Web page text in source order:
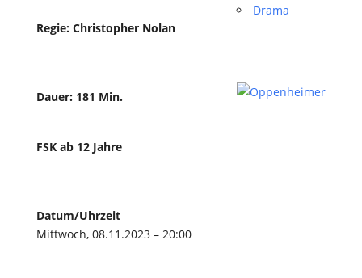
Drama
Regie: Christopher Nolan
Dauer: 181 Min.
FSK ab 12 Jahre
Datum/Uhrzeit
Mittwoch, 08.11.2023 – 20:00